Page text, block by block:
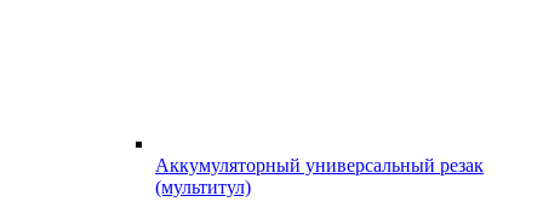
Аккумуляторный универсальный резак
(мультитул)